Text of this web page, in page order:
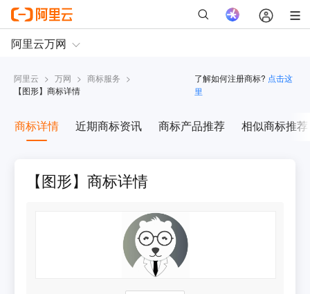
阿里云 > 万网 > 商标服务 >
【图形】商标详情
了解如何注册商标? 点击这
里
商标详情 近期商标资讯 商标产品推荐 相似商标推荐
【图形】商标详情